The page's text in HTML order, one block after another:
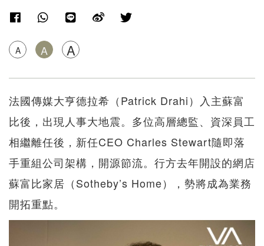
A A A
法國傳媒大亨德拉希（Patrick Drahi）入主蘇富
比後，出現人事大地震。多位高層總監、資深員工
相繼離任後，新任CEO Charles Stewart隨即落
手重組公司架構，開源節流。行方去年開設的網店
蘇富比家居（Sotheby’s Home），勢將成為業務
開拓重點。